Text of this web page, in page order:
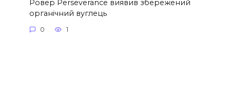
Ровер Perseverance виявив збережений
органічний вуглець
0 1